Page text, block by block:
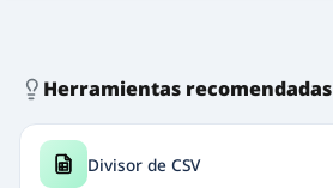
Herramientas recomendadas
Divisor de CSV